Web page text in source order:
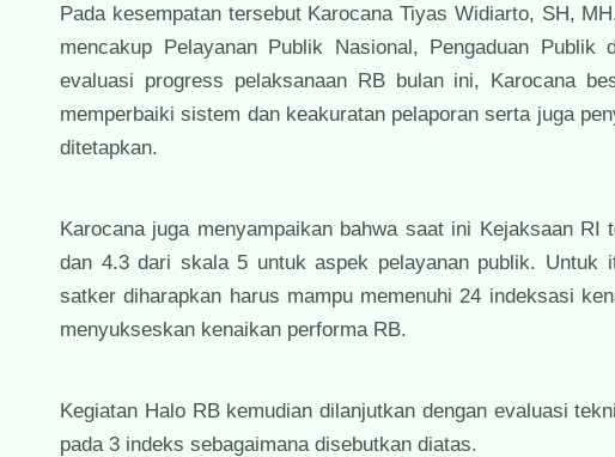
Pada kesempatan tersebut Karocana Tiyas Widiarto, SH,
mencakup Pelayanan Publik Nasional, Pengaduan
evaluasi progress pelaksanaan RB bulan ini, Karocana
memperbaiki sistem dan keakuratan pelaporan serta juga
ditetapkan.
Karocana juga menyampaikan bahwa saat ini Kejaksaan
dan 4.3 dari skala 5 untuk aspek pelayanan publik. Untuk
satker diharapkan harus mampu memenuhi 24 indeksasi
menyukseskan kenaikan performa RB.
Kegiatan Halo RB kemudian dilanjutkan dengan evaluasi
pada 3 indeks sebagaimana disebutkan diatas.